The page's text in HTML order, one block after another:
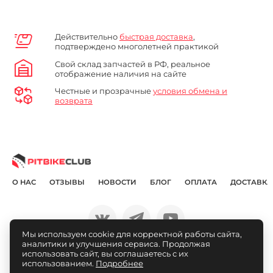
Действительно быстрая доставка,
подтверждено многолетней практикой
Свой склад запчастей в РФ, реальное
отображение наличия на сайте
Честные и прозрачныеусловия обмена и
возврата
О НАС ОТЗЫВЫ НОВОСТИ БЛОГ ОПЛАТА ДОСТАВКА
© Pitbikeclub.ru 2012-2026
Мы используем cookie для корректной работы сайта,
аналитики и улучшения сервиса. Продолжая
использовать сайт, вы соглашаетесь с их
использованием. Подробнее